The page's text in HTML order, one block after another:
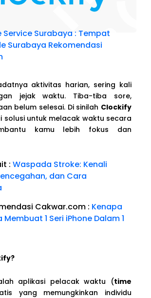
Service Surabaya : Tempat
Surabaya Rekomendasi
aktivitas harian, sering kali
jejak waktu. Tiba-tiba sore,
belum selesai. Di sinilah Clockify
solusi untuk melacak waktu secara
kamu lebih fokus dan
: Waspada Stroke: Kenali
dan Cara
Cakwar.com : Kenapa
1 Seri iPhone Dalam 1
aplikasi pelacak waktu (time
yang memungkinkan individu